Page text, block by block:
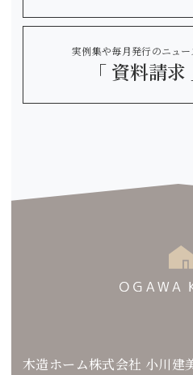
実例集や毎月発行のニュ
「 資料請求
木造ホーム株式会社 小川建